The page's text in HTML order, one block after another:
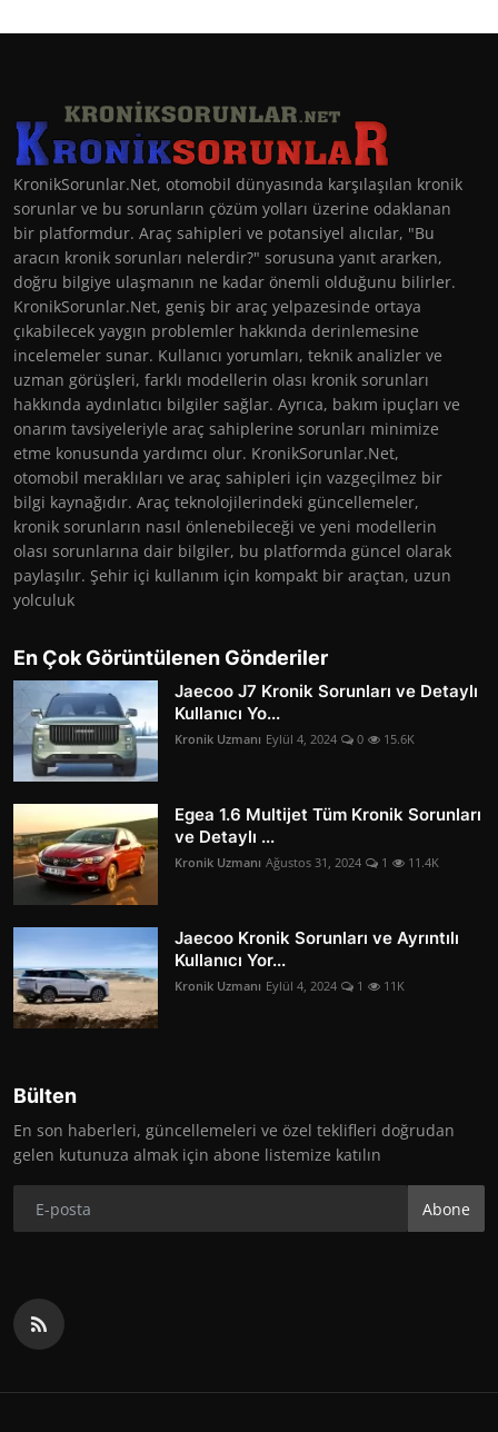
KronikSorunlar.Net, otomobil dünyasında karşılaşılan kronik
sorunlar ve bu sorunların çözüm yolları üzerine odaklanan
bir platformdur. Araç sahipleri ve potansiyel alıcılar, "Bu
aracın kronik sorunları nelerdir?" sorusuna yanıt ararken,
doğru bilgiye ulaşmanın ne kadar önemli olduğunu bilirler.
KronikSorunlar.Net, geniş bir araç yelpazesinde ortaya
çıkabilecek yaygın problemler hakkında derinlemesine
incelemeler sunar. Kullanıcı yorumları, teknik analizler ve
uzman görüşleri, farklı modellerin olası kronik sorunları
hakkında aydınlatıcı bilgiler sağlar. Ayrıca, bakım ipuçları ve
onarım tavsiyeleriyle araç sahiplerine sorunları minimize
etme konusunda yardımcı olur. KronikSorunlar.Net,
otomobil meraklıları ve araç sahipleri için vazgeçilmez bir
bilgi kaynağıdır. Araç teknolojilerindeki güncellemeler,
kronik sorunların nasıl önlenebileceği ve yeni modellerin
olası sorunlarına dair bilgiler, bu platformda güncel olarak
paylaşılır. Şehir içi kullanım için kompakt bir araçtan, uzun
yolculuk
En Çok Görüntülenen Gönderiler
Jaecoo J7 Kronik Sorunları ve Detaylı
Kullanıcı Yo...
Kronik Uzmanı Eylül 4, 2024 0 15.6K
Egea 1.6 Multijet Tüm Kronik Sorunları
ve Detaylı ...
Kronik Uzmanı Ağustos 31, 2024 1 11.4K
Jaecoo Kronik Sorunları ve Ayrıntılı
Kullanıcı Yor...
Kronik Uzmanı Eylül 4, 2024 1 11K
Bülten
En son haberleri, güncellemeleri ve özel teklifleri doğrudan
gelen kutunuza almak için abone listemize katılın
Abone